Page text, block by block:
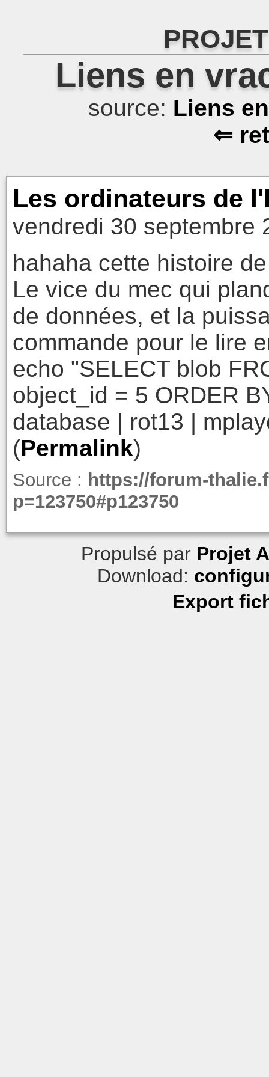
Liens en
source: Liens
⇐
Les ordinateurs de
vendredi 30 septembre
hahaha cette histoire
Le vice du mec qui
de données, et la
commande pour le lire
echo "SELECT blob
object_id = 5 ORDER
database | rot13 |
(Permalink)
Source : https://forum-
p=123750#p123750
Propulsé par Projet
Download:
Export